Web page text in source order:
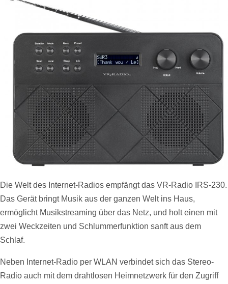
Die Welt des Internet-Radios empfängt das VR-Radio IRS-230.
Das Gerät bringt Musik aus der ganzen Welt ins Haus,
ermöglicht Musikstreaming über das Netz, und holt einen mit
zwei Weckzeiten und Schlummerfunktion sanft aus dem
Schlaf.
Neben Internet-Radio per WLAN verbindet sich das Stereo-
Radio auch mit dem drahtlosen Heimnetzwerk für den Zugriff